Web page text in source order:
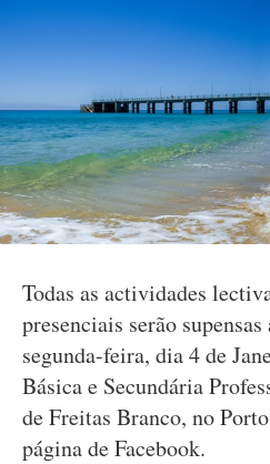
Todas as actividades
presenciais serão
segunda-feira, dia 4 de
Básica e Secundária
de Freitas Branco, no
página de Facebook.